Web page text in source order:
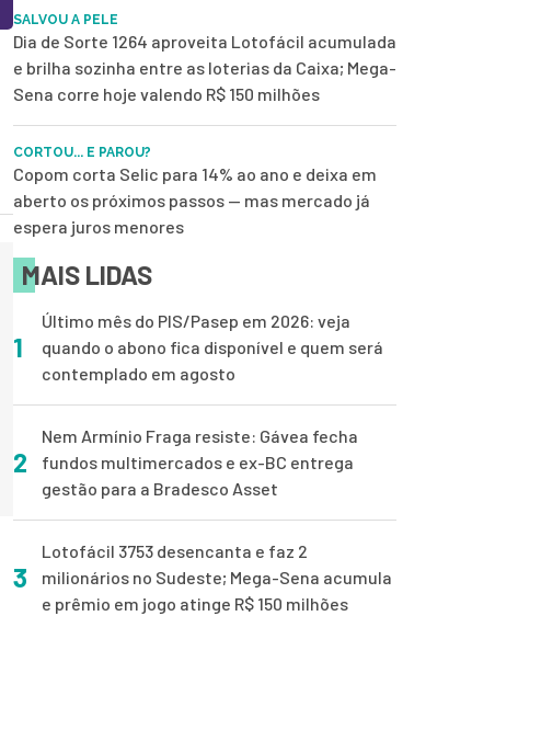
SALVOU A PELE
Dia de Sorte 1264 aproveita Lotofácil acumulada
e brilha sozinha entre as loterias da Caixa; Mega-
Sena corre hoje valendo R$ 150 milhões
CORTOU... E PAROU?
Copom corta Selic para 14% ao ano e deixa em
aberto os próximos passos — mas mercado já
espera juros menores
MAIS LIDAS
1
Último mês do PIS/Pasep em 2026: veja
quando o abono fica disponível e quem será
contemplado em agosto
2
Nem Armínio Fraga resiste: Gávea fecha
fundos multimercados e ex-BC entrega
gestão para a Bradesco Asset
3
Lotofácil 3753 desencanta e faz 2
milionários no Sudeste; Mega-Sena acumula
e prêmio em jogo atinge R$ 150 milhões